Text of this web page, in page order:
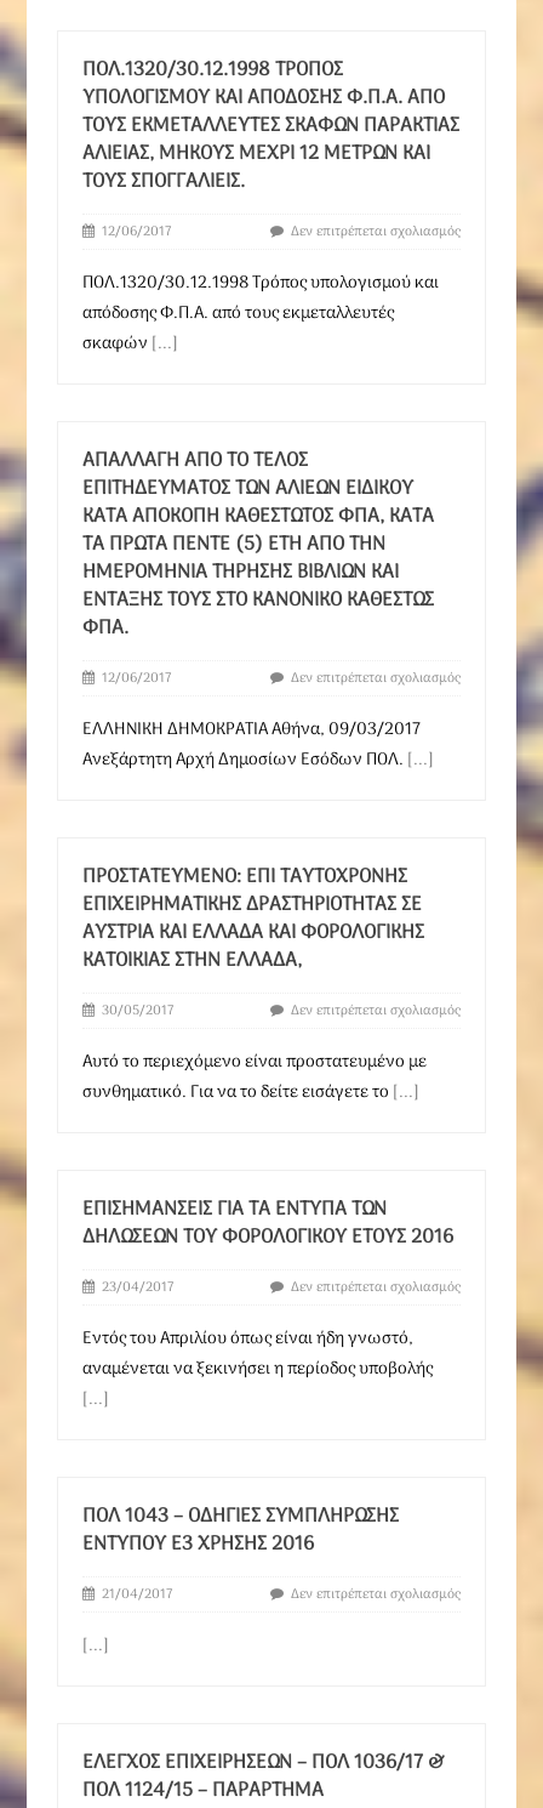
ΠΟΛ.1320/30.12.1998 ΤΡΌΠΟΣ
ΥΠΟΛΟΓΙΣΜΟΎ ΚΑΙ ΑΠΌΔΟΣΗΣ Φ.Π.Α. ΑΠΌ
ΤΟΥΣ ΕΚΜΕΤΑΛΛΕΥΤΈΣ ΣΚΑΦΏΝ ΠΑΡΆΚΤΙΑΣ
ΑΛΙΕΊΑΣ, ΜΉΚΟΥΣ ΜΈΧΡΙ 12 ΜΈΤΡΩΝ ΚΑΙ
ΤΟΥΣ ΣΠΟΓΓΑΛΙΕΊΣ.
12/06/2017 Δεν επιτρέπεται σχολιασμός
ΠΟΛ.1320/30.12.1998 Τρόπος υπολογισμού και
απόδοσης Φ.Π.Α. από τους εκμεταλλευτές
σκαφών [...]
ΑΠΑΛΛΑΓΉ ΑΠΌ ΤΟ ΤΈΛΟΣ
ΕΠΙΤΗΔΕΎΜΑΤΟΣ ΤΩΝ ΑΛΙΈΩΝ ΕΙΔΙΚΟΎ
ΚΑΤΆ ΑΠΟΚΟΠΉ ΚΑΘΕΣΤΏΤΟΣ ΦΠΑ, ΚΑΤΆ
ΤΑ ΠΡΏΤΑ ΠΈΝΤΕ (5) ΈΤΗ ΑΠΌ ΤΗΝ
ΗΜΕΡΟΜΗΝΊΑ ΤΉΡΗΣΗΣ ΒΙΒΛΊΩΝ ΚΑΙ
ΈΝΤΑΞΉΣ ΤΟΥΣ ΣΤΟ ΚΑΝΟΝΙΚΌ ΚΑΘΕΣΤΏΣ
ΦΠΑ.
12/06/2017 Δεν επιτρέπεται σχολιασμός
ΕΛΛΗΝΙΚΗ ΔΗΜΟΚΡΑΤΙΑ Αθήνα, 09/03/2017
Ανεξάρτητη Αρχή Δημοσίων Εσόδων ΠΟΛ. [...]
ΠΡOΣΤΑΤΕΥΜΈΝΟ: ΕΠΊ ΤΑΥΤΌΧΡΟΝΗΣ
ΕΠΙΧΕΙΡΗΜΑΤΙΚΉΣ ΔΡΑΣΤΗΡΙΌΤΗΤΑΣ ΣΕ
ΑΥΣΤΡΊΑ ΚΑΙ ΕΛΛΆΔΑ ΚΑΙ ΦΟΡΟΛΟΓΙΚΉΣ
ΚΑΤΟΙΚΊΑΣ ΣΤΗΝ ΕΛΛΆΔΑ,
30/05/2017 Δεν επιτρέπεται σχολιασμός
Αυτό το περιεχόμενο είναι προστατευμένο με
συνθηματικό. Για να το δείτε εισάγετε το [...]
ΕΠΙΣΗΜΆΝΣΕΙΣ ΓΙΑ ΤΑ ΈΝΤΥΠΑ ΤΩΝ
ΔΗΛΏΣΕΩΝ ΤΟΥ ΦΟΡΟΛΟΓΙΚΟΎ ΈΤΟΥΣ 2016
23/04/2017 Δεν επιτρέπεται σχολιασμός
Εντός του Απριλίου όπως είναι ήδη γνωστό,
αναμένεται να ξεκινήσει η περίοδος υποβολής
[...]
ΠΟΛ 1043 – ΟΔΗΓΊΕΣ ΣΥΜΠΛΉΡΩΣΗΣ
ΈΝΤΥΠΟΥ Ε3 ΧΡΉΣΗΣ 2016
21/04/2017 Δεν επιτρέπεται σχολιασμός
[...]
ΕΛΕΓΧΟΣ ΕΠΙΧΕΙΡΗΣΕΩΝ – ΠΟΛ 1036/17 &
ΠΟΛ 1124/15 – ΠΑΡΑΡΤΗΜΑ